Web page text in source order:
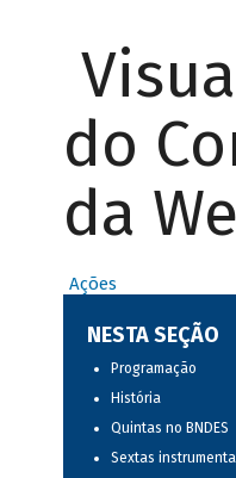
do
da
Ações
NESTA SEÇÃO
Programação
História
Quintas no BNDES
Sextas